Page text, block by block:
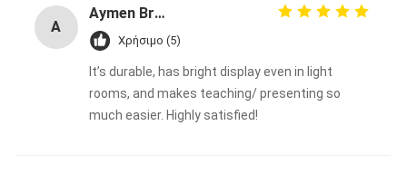
A
Aymen Brahem
Χρήσιμο (5)
It’s durable, has bright display even in light
rooms, and makes teaching/ presenting so
much easier. Highly satisfied!